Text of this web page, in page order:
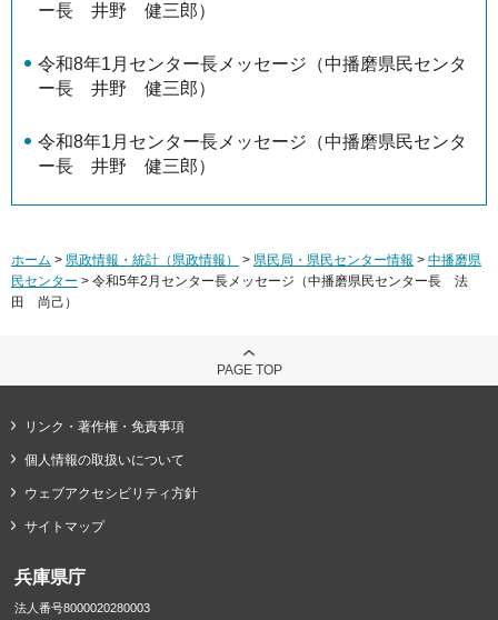
ー長 井野 健三郎）
令和8年1月センター長メッセージ（中播磨県民センタ
ー長 井野 健三郎）
令和8年1月センター長メッセージ（中播磨県民センタ
ー長 井野 健三郎）
ホーム > 県政情報・統計（県政情報） > 県民局・県民センター情報 > 中播磨県
民センター > 令和5年2月センター長メッセージ（中播磨県民センター長 法
田 尚己）
PAGE TOP
リンク・著作権・免責事項
個人情報の取扱いについて
ウェブアクセシビリティ方針
サイトマップ
兵庫県庁
法人番号8000020280003